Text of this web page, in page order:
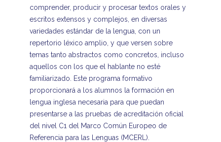
comprender, producir y procesar textos orales y
escritos extensos y complejos, en diversas
variedades estándar de la lengua, con un
repertorio léxico amplio, y que versen sobre
temas tanto abstractos como concretos, incluso
aquellos con los que el hablante no esté
familiarizado. Este programa formativo
proporcionará a los alumnos la formación en
lengua inglesa necesaria para que puedan
presentarse a las pruebas de acreditación oficial
del nivel C1 del Marco Común Europeo de
Referencia para las Lenguas (MCERL).